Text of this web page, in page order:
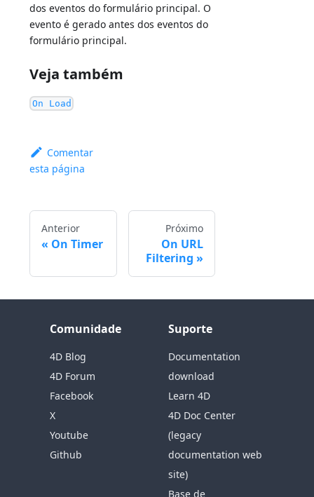
dos eventos do formulário principal. O
evento é gerado antes dos eventos do
formulário principal.
Veja também
On Load
Comentar
esta página
Anterior
On Timer
Próximo
On URL
Filtering
Comunidade
4D Blog
4D Forum
Facebook
X
Youtube
Github
Suporte
Documentation
download
Learn 4D
4D Doc Center
(legacy
documentation web
site)
Base de